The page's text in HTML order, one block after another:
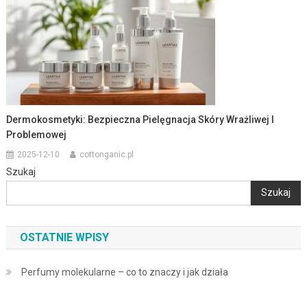
Dermokosmetyki: Bezpieczna Pielęgnacja Skóry Wrażliwej I
Problemowej
2025-12-10 cottonganic.pl
Szukaj
Szukaj
OSTATNIE WPISY
Perfumy molekularne – co to znaczy i jak działa